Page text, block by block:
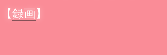
【録画】